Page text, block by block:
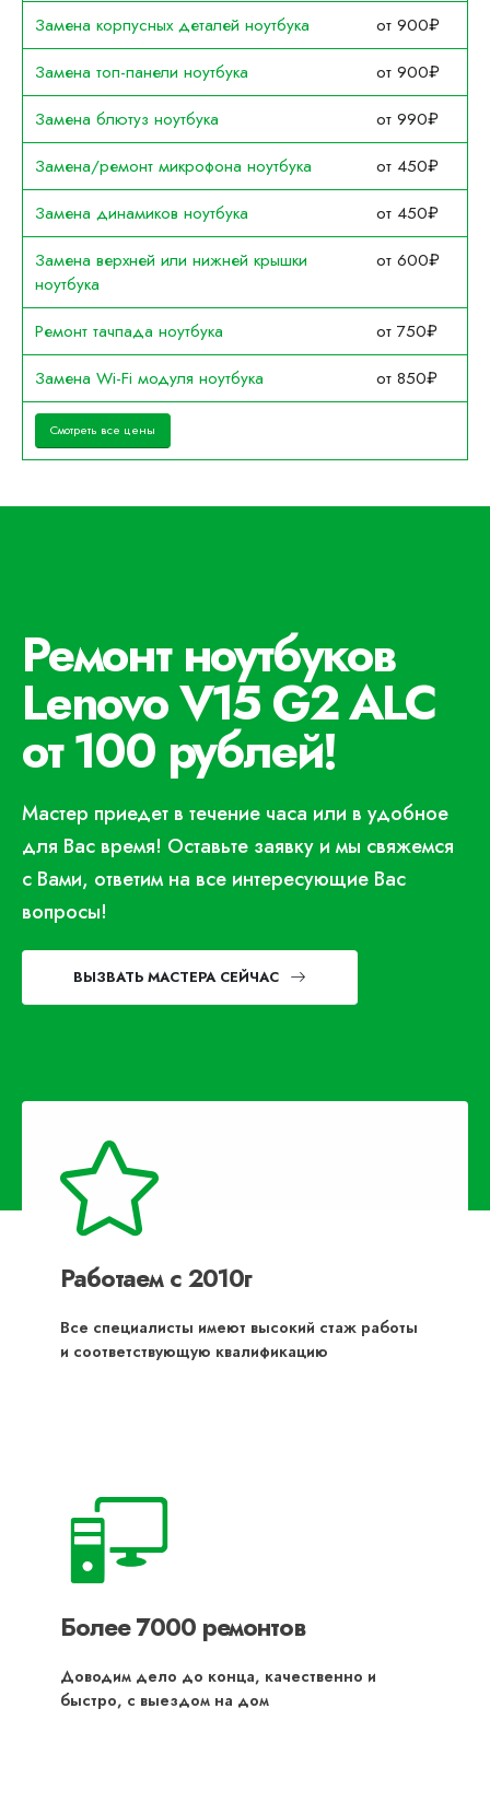
Замена корпусных деталей ноутбука
от 900₽
Замена топ-панели ноутбука
от 900₽
Замена блютуз ноутбука
от 990₽
Замена/ремонт микрофона ноутбука
от 450₽
Замена динамиков ноутбука
от 450₽
Замена верхней или нижней крышки
ноутбука
от 600₽
Ремонт тачпада ноутбука
от 750₽
Замена Wi-Fi модуля ноутбука
от 850₽
Смотреть все цены
Ремонт ноутбуков
Lenovo V15 G2 ALC
от 100 рублей!
Мастер приедет в течение часа или в удобное
для Вас время! Оставьте заявку и мы свяжемся
с Вами, ответим на все интересующие Вас
вопросы!
ВЫЗВАТЬ МАСТЕРА СЕЙЧАС
Работаем с 2010г
Все специалисты имеют высокий стаж работы
и соответствующую квалификацию
Более 7000 ремонтов
Доводим дело до конца, качественно и
быстро, с выездом на дом